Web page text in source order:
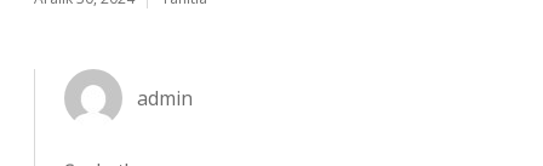
admin